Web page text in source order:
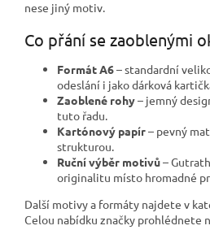
nese jiný motiv.
Co přání se zaoblenými
Formát A6– standardní
odeslání i jako dárková
Zaoblené rohy– jemný
tuto řadu.
Kartónový papír– pevný
strukturou.
Ruční výběr motivů–
originalitu místo hromadné
Další motivy a formáty najdete v
Celou nabídku značky prohlédnete